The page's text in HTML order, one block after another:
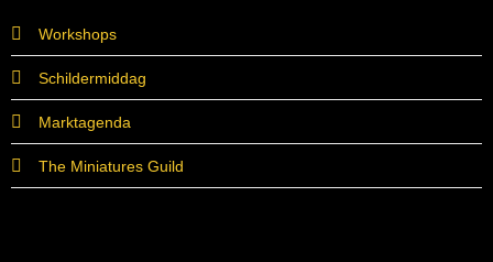
Workshops
Schildermiddag
Marktagenda
The Miniatures Guild